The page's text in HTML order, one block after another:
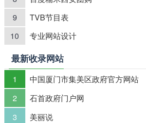
9
TVB节目表
10
专业网站设计
最新收录网站
1
中国厦门市集美区政府官方网站
2
石首政府门户网
3
美丽说